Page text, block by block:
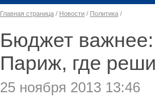
Главная страница / Новости / Политика /
Бюджет важнее:
Париж, где
25 ноября 2013 13:46